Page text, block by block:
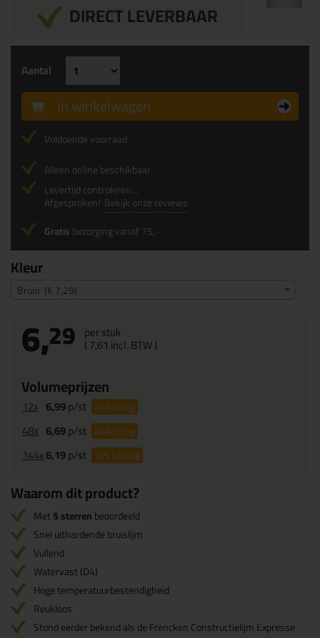
DIRECT LEVERBAAR
Kleur
Bruin (€ 7,29)
6,29 per stuk
(7,61 incl. BTW )
Volumeprijzen
12x 6,99p/st 4%korting
48x 6,69p/st 8%korting
144x6,19p/st 15%korting
Aantal
In winkelwagen
Voldoende voorraad
Alleen online beschikbaar
Levertijd controleren...
Afgesproken! Bekijk onze reviews
Gratisbezorging vanaf 75,-
Waarom dit product?
Met5 sterrenbeoordeeld
Snel uithardende bruislijm
Vullend
Watervast (D4)
Hoge temperatuurbestendigheid
Reukloos
Stond eerder bekend als de Frencken Constructielijm Expresse